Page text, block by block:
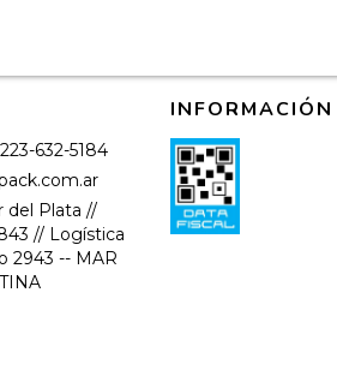
632-5184
del Plata //
// Logística
2943 -- MAR